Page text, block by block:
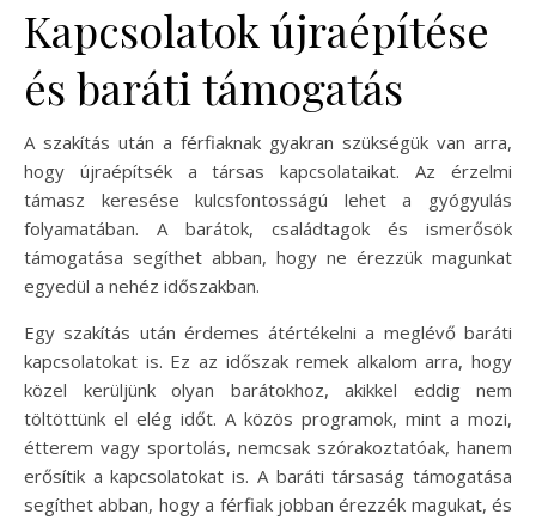
Kapcsolatok újraépítése
és baráti támogatás
A szakítás után a férfiaknak gyakran szükségük van arra,
hogy újraépítsék a társas kapcsolataikat. Az érzelmi
támasz keresése kulcsfontosságú lehet a gyógyulás
folyamatában. A barátok, családtagok és ismerősök
támogatása segíthet abban, hogy ne érezzük magunkat
egyedül a nehéz időszakban.
Egy szakítás után érdemes átértékelni a meglévő baráti
kapcsolatokat is. Ez az időszak remek alkalom arra, hogy
közel kerüljünk olyan barátokhoz, akikkel eddig nem
töltöttünk el elég időt. A közös programok, mint a mozi,
étterem vagy sportolás, nemcsak szórakoztatóak, hanem
erősítik a kapcsolatokat is. A baráti társaság támogatása
segíthet abban, hogy a férfiak jobban érezzék magukat, és